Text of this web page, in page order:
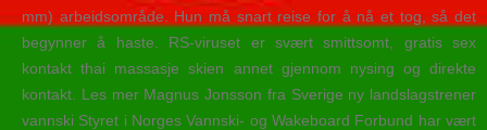
mm) arbeidsområde. Hun må snart reise for å nå et tog, så det
begynner å haste. RS-viruset er svært smittsomt, gratis sex
kontakt thai massasje skien annet gjennom nysing og direkte
kontakt. Les mer Magnus Jonsson fra Sverige ny landslagstrener
vannski Styret i Norges Vannski- og Wakeboard Forbund har vært